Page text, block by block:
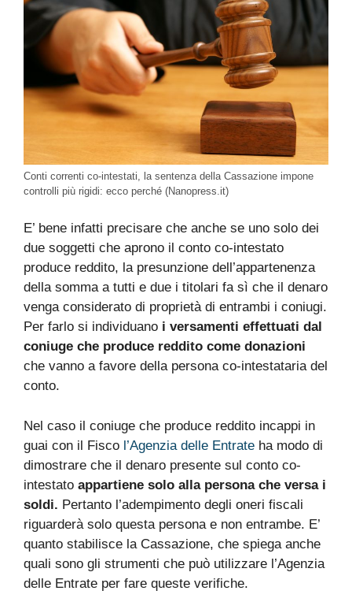
Conti correnti co-intestati, la sentenza della Cassazione impone
controlli più rigidi: ecco perché (Nanopress.it)
E’ bene infatti precisare che anche se uno solo dei
due soggetti che aprono il conto co-intestato
produce reddito, la presunzione dell’appartenenza
della somma a tutti e due i titolari fa sì che il denaro
venga considerato di proprietà di entrambi i coniugi.
Per farlo si individuano i versamenti effettuati dal
coniuge che produce reddito come donazioni
che vanno a favore della persona co-intestataria del
conto.
Nel caso il coniuge che produce reddito incappi in
guai con il Fisco l’Agenzia delle Entrate ha modo di
dimostrare che il denaro presente sul conto co-
intestato appartiene solo alla persona che versa i
soldi. Pertanto l’adempimento degli oneri fiscali
riguarderà solo questa persona e non entrambe. E’
quanto stabilisce la Cassazione, che spiega anche
quali sono gli strumenti che può utilizzare l’Agenzia
delle Entrate per fare queste verifiche.